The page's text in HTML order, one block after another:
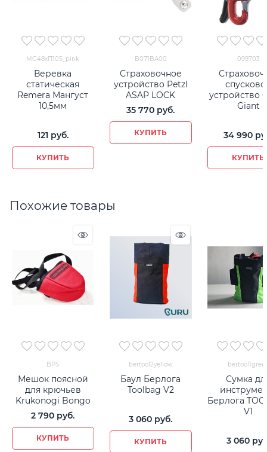
MG48хП105_pink
Веревка
статическая
Remera Мангуст
10,5мм
121 руб.
КУПИТЬ
B071BA00
Страховочное
устройство Petzl
ASAP LOCK
35 770 руб.
КУПИТЬ
099703
устройство
Giant
34 990
КУПИТЬ
Похожие товары
BPS
Мешок поясной
для крючьев
Krukonogi Bongo
2 790 руб.
КУПИТЬ
bertool2yellow
Баул Берлога
Toolbag V2
3 060 руб.
КУПИТЬ
Сумка
Берлога
V1
3 060